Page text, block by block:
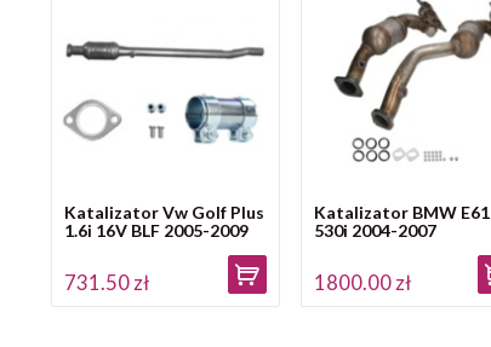
Katalizator Vw Golf Plus
1.6i 16V BLF 2005-2009
731.50 zł
Katalizator BMW E61
530i 2004-2007
1800.00 zł